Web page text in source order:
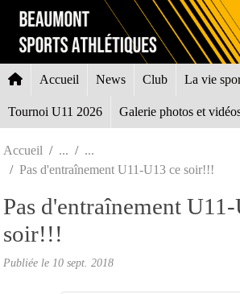
Accueil News Club La vie
Tournoi U11 2026 Galerie photos et
Accueil
Pas d'entraînement U11-U13 ce soir!!!
Pas d'entraînement
soir!!!
Publiée le 10 sept. 2018
Panneau de gestion des cookies